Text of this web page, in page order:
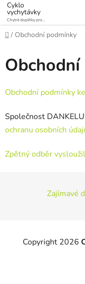
Přejít
na
obsah
Cyklo
vychytávky
Chytré doplňky pro
vaše jízdní kolo
Domů
/ Obchodní podmínky
Obchodní podmínky
Společnost
ochranu osobních
Zpětný odběr
Zajímavé
Copyright 2026